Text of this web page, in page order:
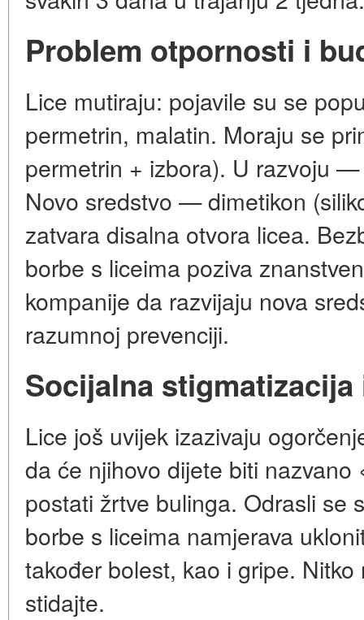
Problem otpornosti i
Lice mutiraju: pojavile su se
permetrin, malatin. Moraju se
permetrin + izbora). U razvoju
Novo sredstvo — dimetikon
zatvara disalna otvora licea.
borbe s liceima poziva
kompanije da razvijaju nova
razumnoj prevenciji.
Socijalna
Lice još uvijek izazivaju
da će njihovo dijete biti
postati žrtve bulinga. Odrasli se
borbe s liceima namjerava
također bolest, kao i gripe.
stidajte.